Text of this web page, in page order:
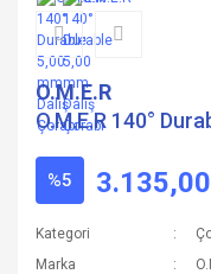
O.M.E.R
O.M.E.R 140°
%5
Kategori
Marka